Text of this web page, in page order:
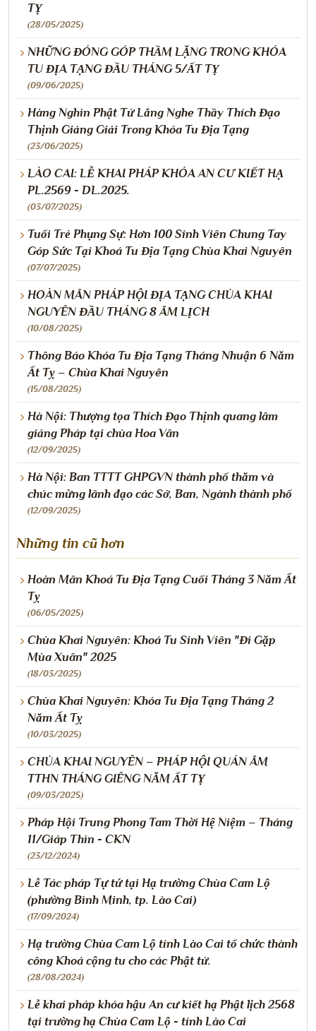
TỴ
(28/05/2025)
NHỮNG ĐÓNG GÓP THẦM LẶNG TRONG KHÓA
TU ĐỊA TẠNG ĐẦU THÁNG 5/ẤT TỴ
(09/06/2025)
Hàng Nghìn Phật Tử Lắng Nghe Thầy Thích Đạo
Thịnh Giảng Giải Trong Khóa Tu Địa Tạng
(23/06/2025)
LÀO CAI: LỄ KHAI PHÁP KHÓA AN CƯ KIẾT HẠ
PL.2569 - DL.2025.
(03/07/2025)
Tuổi Trẻ Phụng Sự: Hơn 100 Sinh Viên Chung Tay
Góp Sức Tại Khoá Tu Địa Tạng Chùa Khai Nguyên
(07/07/2025)
HOÀN MÃN PHÁP HỘI ĐỊA TẠNG CHÙA KHAI
NGUYÊN ĐẦU THÁNG 8 ÂM LỊCH
(10/08/2025)
Thông Báo Khóa Tu Địa Tạng Tháng Nhuận 6 Năm
Ất Tỵ – Chùa Khai Nguyên
(15/08/2025)
Hà Nội: Thượng tọa Thích Đạo Thịnh quang lâm
giảng Pháp tại chùa Hoa Vân
(12/09/2025)
Hà Nội: Ban TTTT GHPGVN thành phố thăm và
chúc mừng lãnh đạo các Sở, Ban, Ngành thành phố
(12/09/2025)
Những tin cũ hơn
Hoàn Mãn Khoá Tu Địa Tạng Cuối Tháng 3 Năm Ất
Tỵ
(06/05/2025)
Chùa Khai Nguyên: Khoá Tu Sinh Viên "Đi Gặp
Mùa Xuân" 2025
(18/03/2025)
Chùa Khai Nguyên: Khóa Tu Địa Tạng Tháng 2
Năm Ất Tỵ
(10/03/2025)
CHÙA KHAI NGUYÊN – PHÁP HỘI QUÁN ÂM
TTHN THÁNG GIÊNG NĂM ẤT TỴ
(09/03/2025)
Pháp Hội Trung Phong Tam Thời Hệ Niệm – Tháng
11/Giáp Thìn - CKN
(23/12/2024)
Lễ Tác pháp Tự tứ tại Hạ trường Chùa Cam Lộ
(phường Bình Minh, tp. Lào Cai)
(17/09/2024)
Hạ trường Chùa Cam Lộ tỉnh Lào Cai tổ chức thành
công Khoá cộng tu cho các Phật tử.
(28/08/2024)
Lễ khai pháp khóa hậu An cư kiết hạ Phật lịch 2568
tại trường hạ Chùa Cam Lộ - tỉnh Lào Cai